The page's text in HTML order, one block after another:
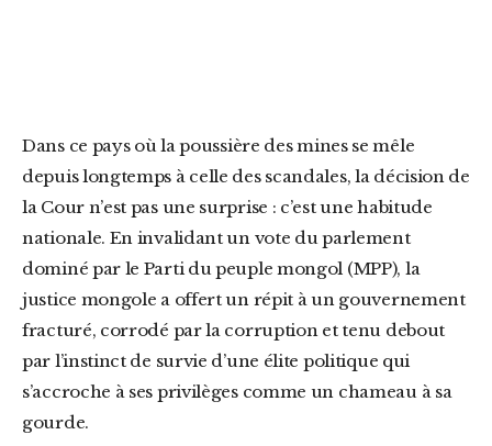
Dans ce pays où la poussière des mines se mêle
depuis longtemps à celle des scandales, la décision de
la Cour n’est pas une surprise : c’est une habitude
nationale. En invalidant un vote du parlement
dominé par le Parti du peuple mongol (MPP), la
justice mongole a offert un répit à un gouvernement
fracturé, corrodé par la corruption et tenu debout
par l’instinct de survie d’une élite politique qui
s’accroche à ses privilèges comme un chameau à sa
gourde.